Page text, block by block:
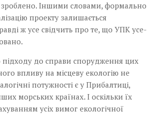
Іншими словами, формально
проекту залишається
ж усе свідчить про те, що УПК усе-
підходу до справи спорудження цих
впливу на місцеву екологію не
потужності є у Прибалтиці,
морських країнах. І оскільки їх
усіх вимог екологічної